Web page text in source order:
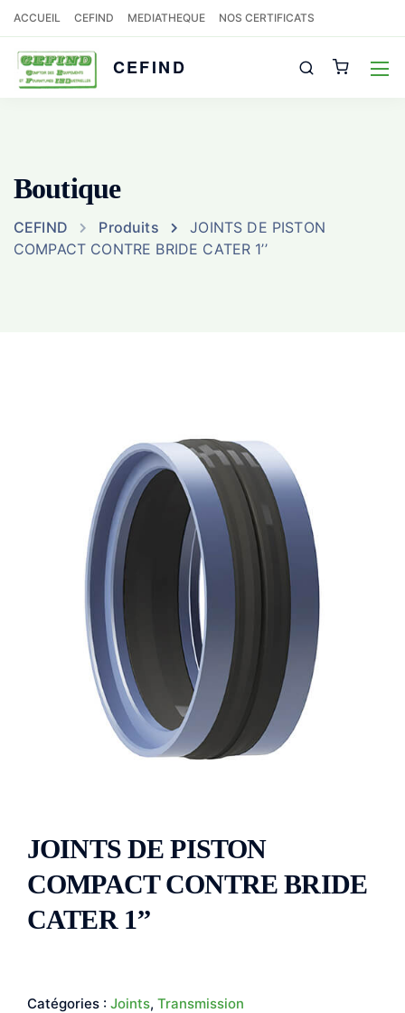
ACCUEIL CEFIND MEDIATHEQUE NOS CERTIFICATS
CEFIND
Boutique
CEFIND Produits
JOINTS DE PISTON
COMPACT CONTRE BRIDE CATER 1’’
JOINTS DE PISTON
COMPACT CONTRE BRIDE
CATER 1’’
Catégories : Joints, Transmission